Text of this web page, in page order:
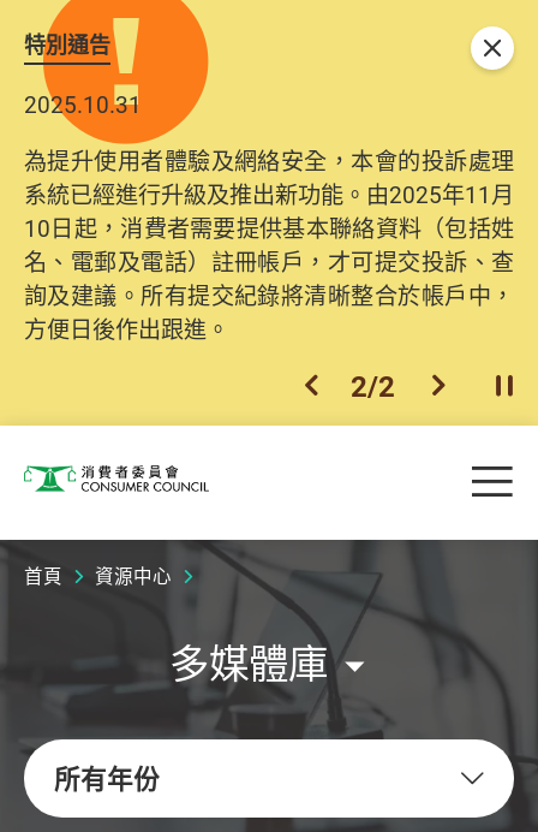
特別通告
2025.10.31
為提升使用者體驗及網絡安全，本會的投訴處理
系統已經進行升級及推出新功能。由2025年11月
10日起，消費者需要提供基本聯絡資料（包括姓
名、電郵及電話）註冊帳戶，才可提交投訴、查
詢及建議。所有提交紀錄將清晰整合於帳戶中，
方便日後作出跟進。
上一個
2/2 下一個開
關閉
消費者委員會 目
首頁 資源中心
多媒體庫
所有年份